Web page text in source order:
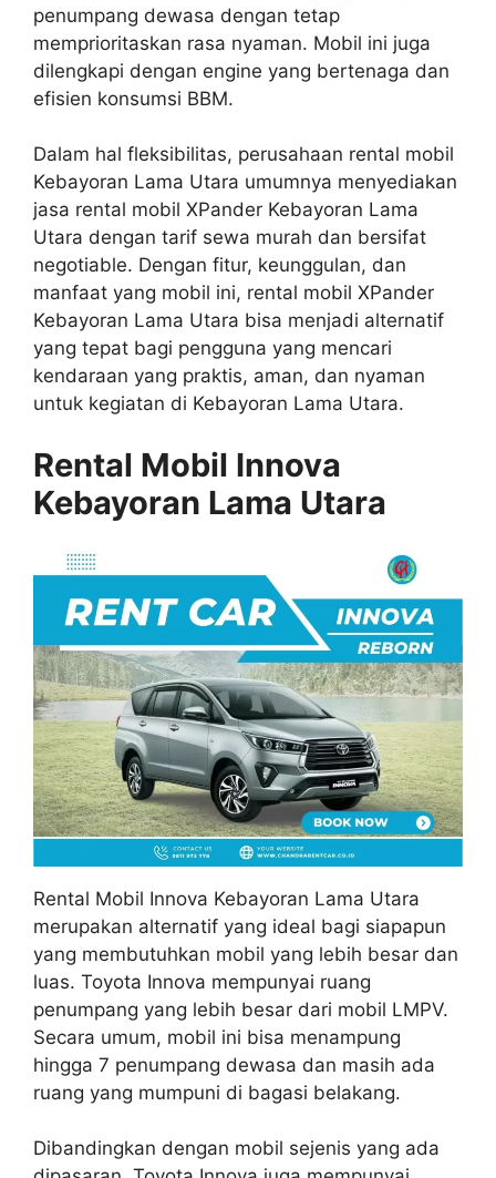
penumpang dewasa dengan tetap
memprioritaskan rasa nyaman. Mobil ini juga
dilengkapi dengan engine yang bertenaga dan
efisien konsumsi BBM.
Dalam hal fleksibilitas, perusahaan rental mobil
Kebayoran Lama Utara umumnya menyediakan
jasa rental mobil XPander Kebayoran Lama
Utara dengan tarif sewa murah dan bersifat
negotiable. Dengan fitur, keunggulan, dan
manfaat yang mobil ini, rental mobil XPander
Kebayoran Lama Utara bisa menjadi alternatif
yang tepat bagi pengguna yang mencari
kendaraan yang praktis, aman, dan nyaman
untuk kegiatan di Kebayoran Lama Utara.
Rental Mobil Innova
Kebayoran Lama Utara
Rental Mobil Innova Kebayoran Lama Utara
merupakan alternatif yang ideal bagi siapapun
yang membutuhkan mobil yang lebih besar dan
luas. Toyota Innova mempunyai ruang
penumpang yang lebih besar dari mobil LMPV.
Secara umum, mobil ini bisa menampung
hingga 7 penumpang dewasa dan masih ada
ruang yang mumpuni di bagasi belakang.
Dibandingkan dengan mobil sejenis yang ada